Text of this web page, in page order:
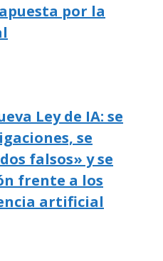
por la
Ley de IA: se
se
falsos» y se
frente a los
artificial